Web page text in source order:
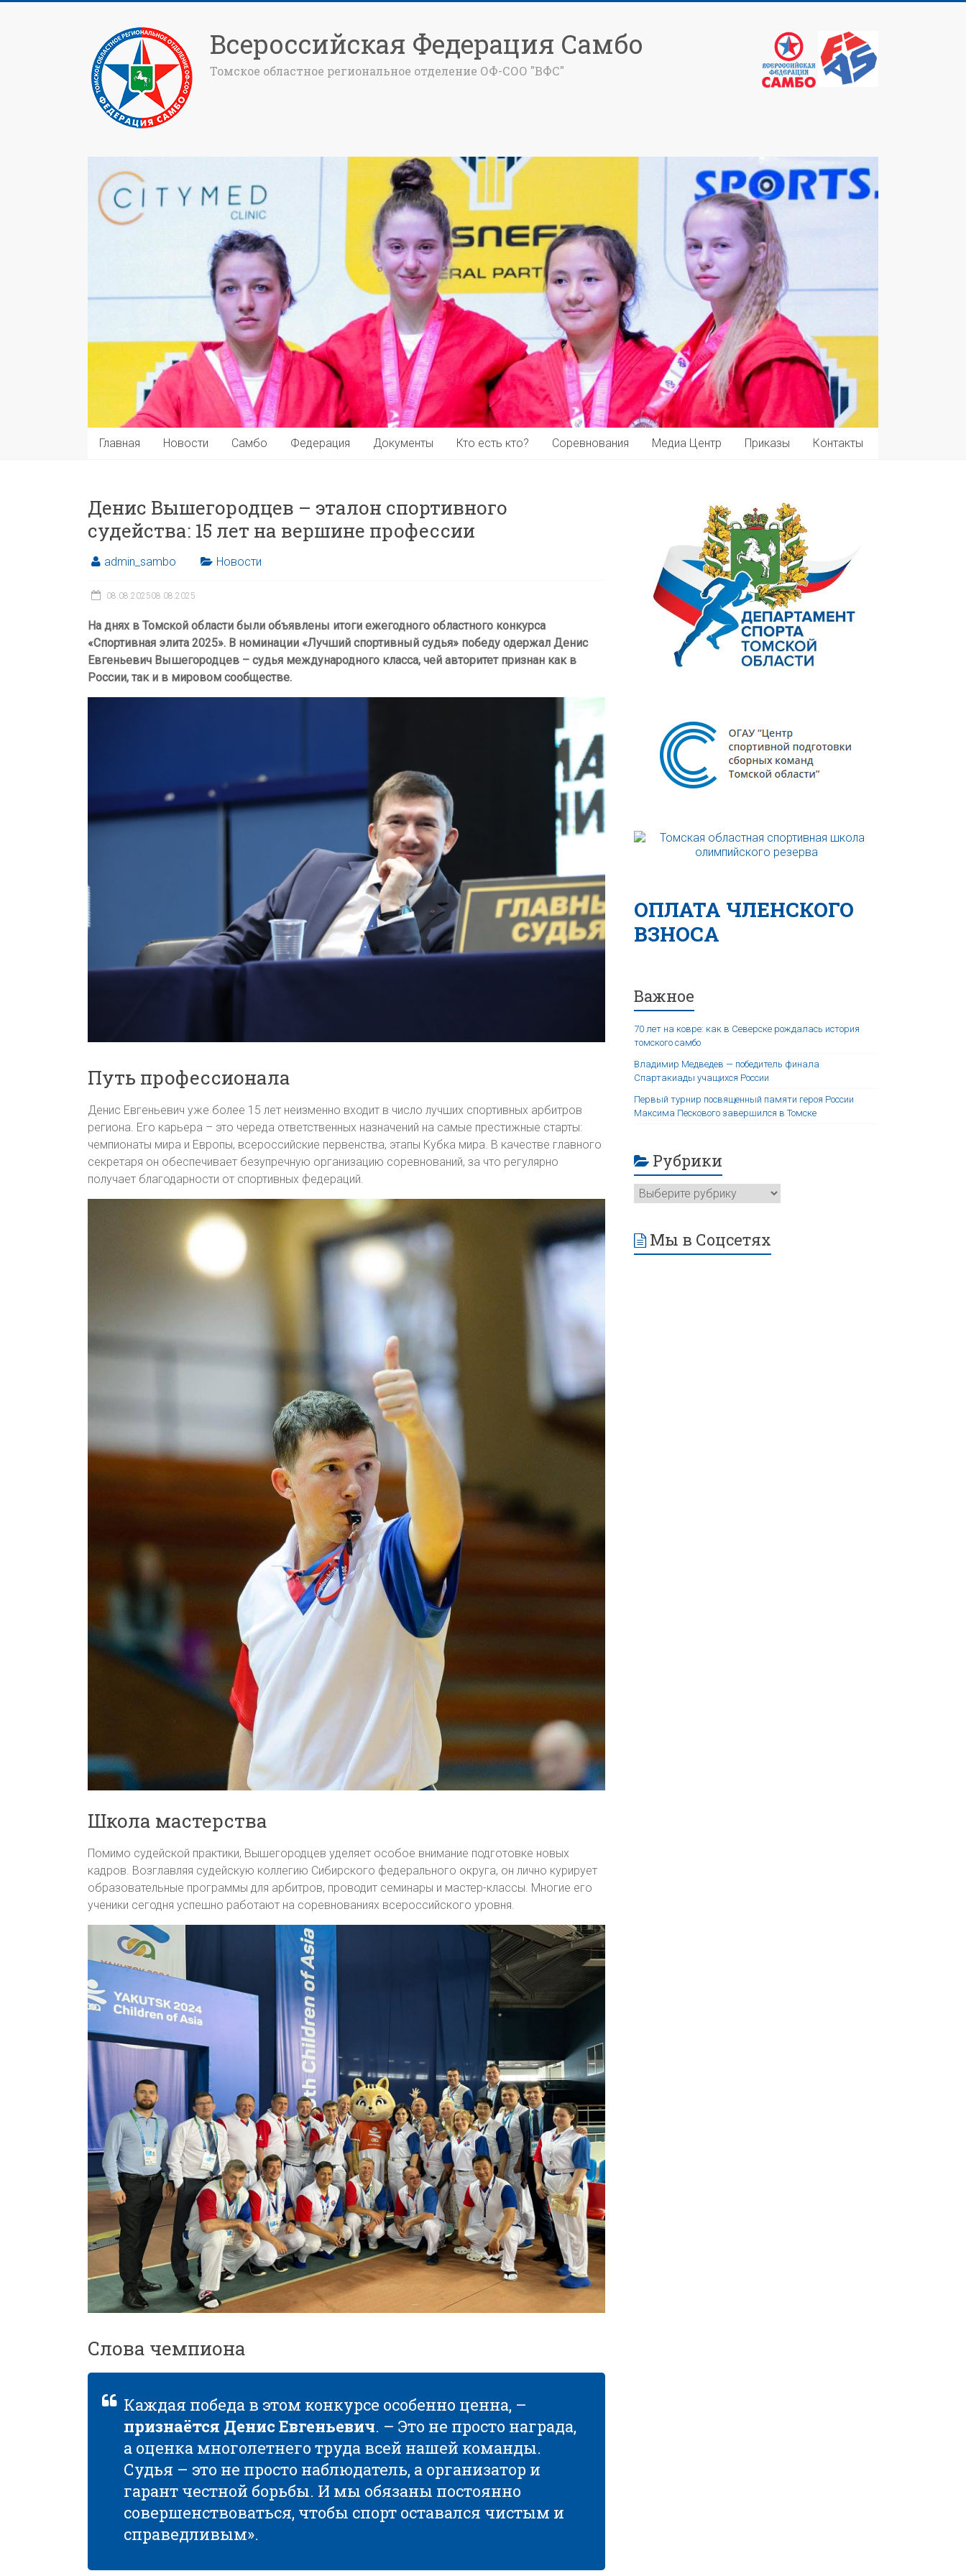
Всероссийская Федерация Самбо
Томское областное региональное отделение ОФ-СОО "ВФС"
Главная Новости Самбо Федерация Документы Кто есть кто? Соревнования Медиа Центр Приказы Контакты
Денис Вышегородцев – эталон спортивного
судейства: 15 лет на вершине профессии
admin_sambo Новости
08.08.202508.08.2025
На днях в Томской области были объявлены итоги ежегодного областного конкурса
«Спортивная элита 2025». В номинации «Лучший спортивный судья» победу одержал Денис
Евгеньевич Вышегородцев – судья международного класса, чей авторитет признан как в
России, так и в мировом сообществе.
Путь профессионала
Денис Евгеньевич уже более 15 лет неизменно входит в число лучших спортивных арбитров
региона. Его карьера – это череда ответственных назначений на самые престижные старты:
чемпионаты мира и Европы, всероссийские первенства, этапы Кубка мира. В качестве главного
секретаря он обеспечивает безупречную организацию соревнований, за что регулярно
получает благодарности от спортивных федераций.
Школа мастерства
Помимо судейской практики, Вышегородцев уделяет особое внимание подготовке новых
кадров. Возглавляя судейскую коллегию Сибирского федерального округа, он лично курирует
образовательные программы для арбитров, проводит семинары и мастер-классы. Многие его
ученики сегодня успешно работают на соревнованиях всероссийского уровня.
Слова чемпиона
Каждая победа в этом конкурсе особенно ценна, –
признаётся Денис Евгеньевич. – Это не просто награда,
а оценка многолетнего труда всей нашей команды.
Судья – это не просто наблюдатель, а организатор и
гарант честной борьбы. И мы обязаны постоянно
совершенствоваться, чтобы спорт оставался чистым и
справедливым».
ОПЛАТА ЧЛЕНСКОГО
ВЗНОСА
Важное
70 лет на ковре: как в Северске рождалась история
томского самбо
Владимир Медведев — победитель финала
Спартакиады учащихся России
Первый турнир посвященный памяти героя России
Максима Пескового завершился в Томске
Рубрики
Мы в Соцсетях